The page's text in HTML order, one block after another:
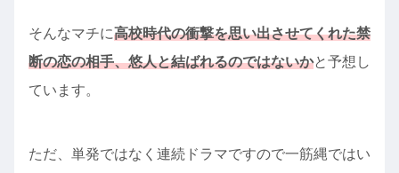
そんなマチに高校時代の衝撃を思い出させてくれた禁
断の恋の相手、悠人と結ばれるのではないかと予想し
ています。
ただ、単発ではなく連続ドラマですので一筋縄ではい